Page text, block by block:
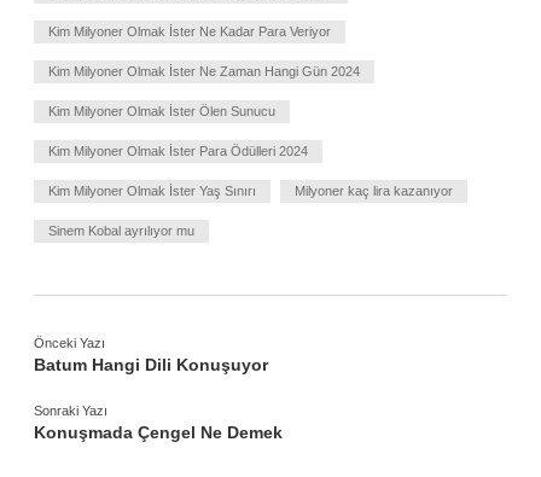
Kim Milyoner Olmak İster Ne Kadar Para Veriyor
Kim Milyoner Olmak İster Ne Zaman Hangi Gün 2024
Kim Milyoner Olmak İster Ölen Sunucu
Kim Milyoner Olmak İster Para Ödülleri 2024
Kim Milyoner Olmak İster Yaş Sınırı Milyoner kaç lira kazanıyor
Sinem Kobal ayrılıyor mu
Önceki Yazı
Batum Hangi Dili Konuşuyor
Sonraki Yazı
Konuşmada Çengel Ne Demek